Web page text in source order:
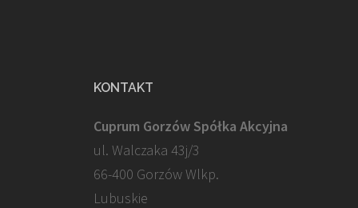
KONTAKT
Cuprum Gorzów Spółka Akcyjna
ul. Walczaka 43j/3
66-400 Gorzów Wlkp.
Lubuskie